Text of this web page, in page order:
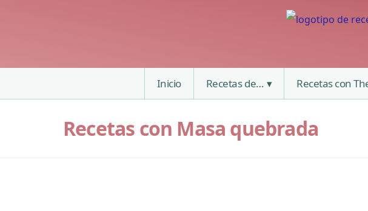
Inicio Recetas de… Recetas con
Recetas con Masa quebrada